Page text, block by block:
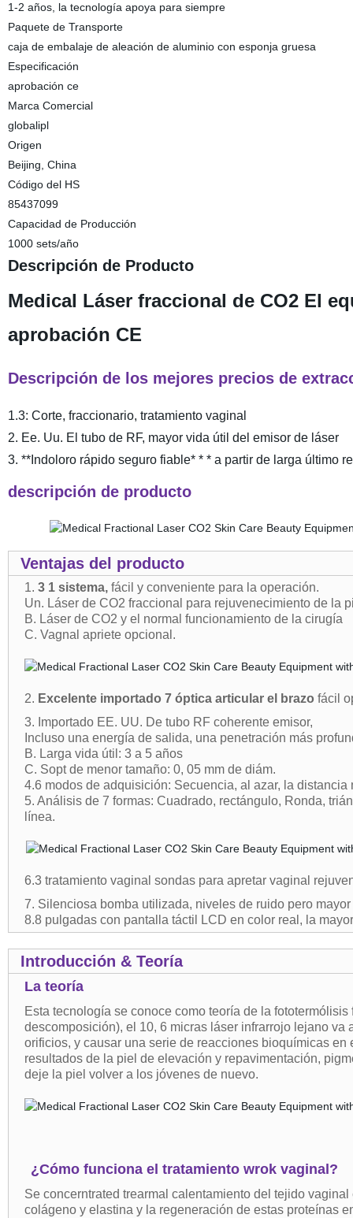
1-2 años, la tecnología apoya para siempre
Paquete de Transporte
caja de embalaje de aleación de aluminio con esponja gruesa
Especificación
aprobación ce
Marca Comercial
globalipl
Origen
Beijing, China
Código del HS
85437099
Capacidad de Producción
1000 sets/año
Descripción de Producto
Medical Láser fraccional de CO2 El
aprobación CE
Descripción de los mejores precios de
1.3: Corte, fraccionario, tratamiento vaginal
2. Ee. Uu. El tubo de RF, mayor vida útil del emisor de láser
3. **Indoloro rápido seguro fiable* * * a partir de larga último
descripción de producto
Ventajas del producto
1. 3 1 sistema, fácil y conveniente para la operación.
Un. Láser de CO2 fraccional para rejuvenecimiento de la
B. Láser de CO2 y el normal funcionamiento de la cirugía
C. Vagnal apriete opcional.
2. Excelente importado 7 óptica articular el brazo fácil
3. Importado EE. UU. De tubo RF coherente emisor,
Incluso una energía de salida, una penetración más
B. Larga vida útil: 3 a 5 años
C. Sopt de menor tamaño: 0, 05 mm de diám.
4.6 modos de adquisición: Secuencia, al azar, la
5. Análisis de 7 formas: Cuadrado, rectángulo, Ronda,
línea.
6.3 tratamiento vaginal sondas para apretar vaginal
7. Silenciosa bomba utilizada, niveles de ruido pero
8.8 pulgadas con pantalla táctil LCD en color real, la
Introducción & Teoría
La teoría
Esta tecnología se conoce como teoría de la
descomposición), el 10, 6 micras láser infrarrojo lejano va
orificios, y causar una serie de reacciones bioquímicas
resultados de la piel de elevación y repavimentación,
deje la piel volver a los jóvenes de nuevo.
¿Cómo funciona el tratamiento wrok vaginal?
Se concerntrated trearmal calentamiento del tejido
colágeno y elastina y la regeneración de estas proteínas